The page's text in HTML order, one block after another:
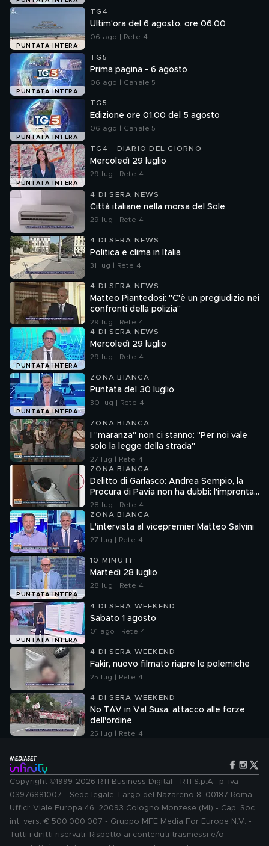
PUNTATA INTERA
TG4
Ultim'ora del 6 agosto, ore 06.00
06 ago | Rete 4
PUNTATA INTERA
TG5
Prima pagina - 6 agosto
06 ago | Canale 5
PUNTATA INTERA
TG5
Edizione ore 01.00 del 5 agosto
06 ago | Canale 5
PUNTATA INTERA
TG4 - DIARIO DEL GIORNO
Mercoledì 29 luglio
29 lug | Rete 4
4 DI SERA NEWS
Città italiane nella morsa del Sole
29 lug | Rete 4
4 DI SERA NEWS
Politica e clima in Italia
31 lug | Rete 4
4 DI SERA NEWS
Matteo Piantedosi: "C'è un pregiudizio nei
confronti della polizia"
29 lug | Rete 4
PUNTATA INTERA
4 DI SERA NEWS
Mercoledì 29 luglio
29 lug | Rete 4
PUNTATA INTERA
ZONA BIANCA
Puntata del 30 luglio
30 lug | Rete 4
ZONA BIANCA
I "maranza" non ci stanno: "Per noi vale
solo la legge della strada"
27 lug | Rete 4
ZONA BIANCA
Delitto di Garlasco: Andrea Sempio, la
Procura di Pavia non ha dubbi: l'impronta
33 è la pistola fumante
28 lug | Rete 4
ZONA BIANCA
L'intervista al vicepremier Matteo Salvini
27 lug | Rete 4
PUNTATA INTERA
10 MINUTI
Martedì 28 luglio
28 lug | Rete 4
PUNTATA INTERA
4 DI SERA WEEKEND
Sabato 1 agosto
01 ago | Rete 4
4 DI SERA WEEKEND
Fakir, nuovo filmato riapre le polemiche
25 lug | Rete 4
4 DI SERA WEEKEND
No TAV in Val Susa, attacco alle forze
dell'ordine
25 lug | Rete 4
Copyright ©1999-2026 RTI Business Digital - RTI S.p.A.: p. iva
03976881007 - Sede legale: Largo del Nazareno 8, 00187 Roma.
Uffici: Viale Europa 46, 20093 Cologno Monzese (MI) - Cap. Soc.
int. vers. € 500.000.007 - Gruppo MFE Media For Europe N.V. -
Tutti i diritti riservati. Rispetto ai contenuti trasmessi e/o